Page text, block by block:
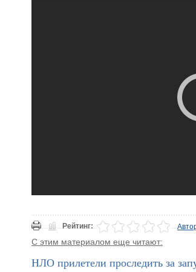
Рейтинг:
С этим материалом еще читают:
НЛО прилетели проследить за